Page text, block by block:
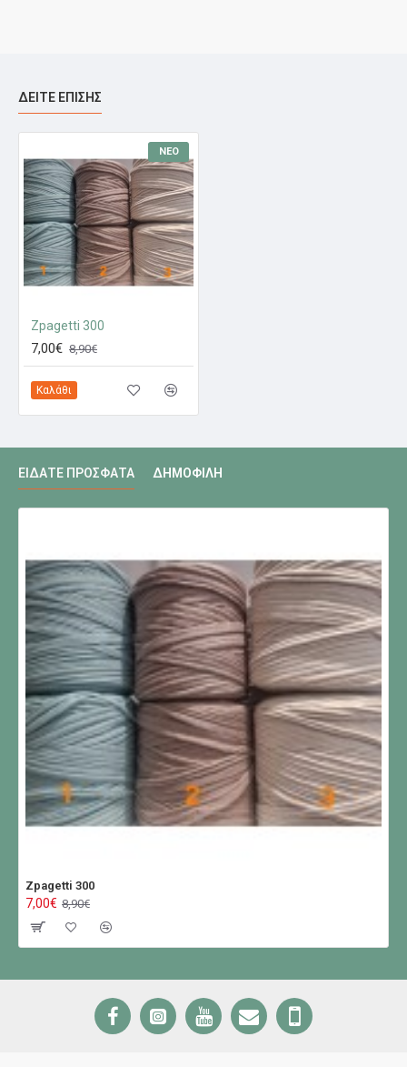
ΔΕΊΤΕ ΕΠΊΣΗΣ
ΝΈΟ
Zpagetti 300
7,00€ 8,90€
Καλάθι
ΕΊΔΑΤΕ ΠΡΌΣΦΑΤΑ ΔΗΜΟΦΙΛΉ
Zpagetti 300
7,00€ 8,90€